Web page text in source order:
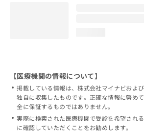
【医療機関の情報について】
掲載している情報は、株式会社マイナビおよ
独自に収集したものです。正確な情報に努め
全に保証するものではありません。
実際に検索された医療機関で受診を希望され
に確認していただくことをお勧めします。